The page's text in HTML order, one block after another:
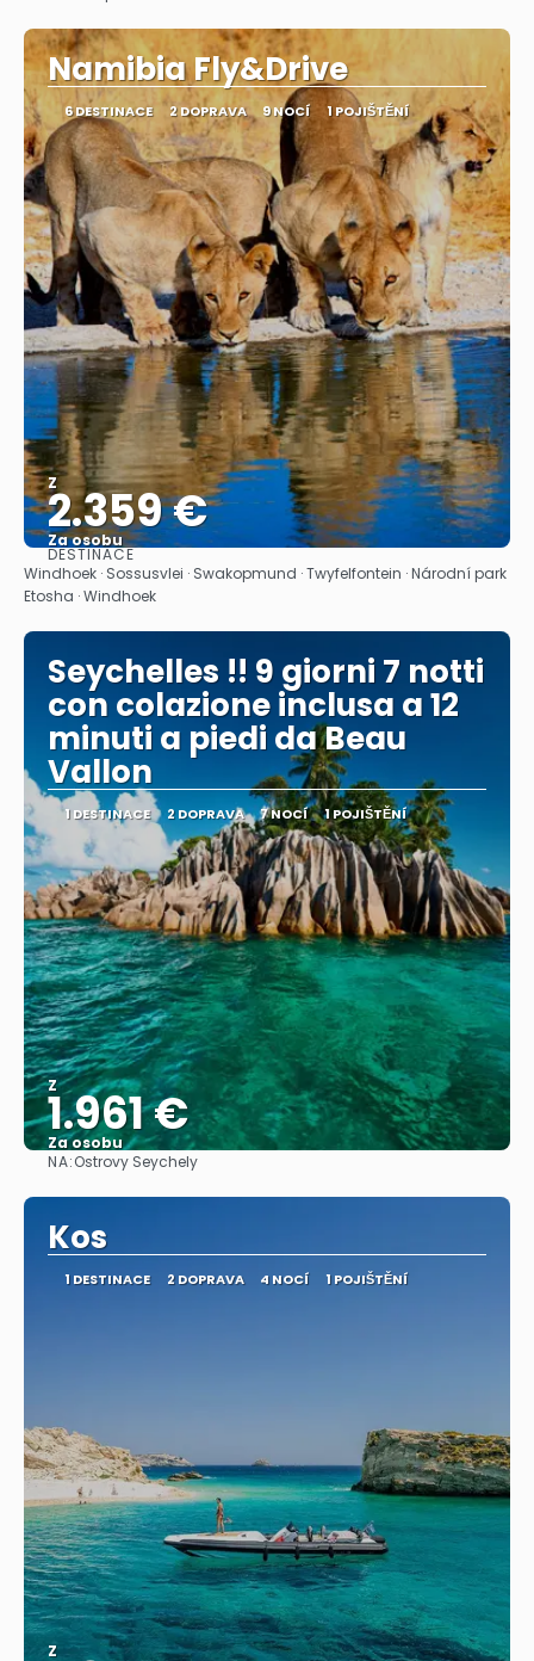
Namibia Fly&Drive
6 DESTINACE 2 DOPRAVA 9 NOCÍ 1 POJIŠTĚNÍ
Z
2.359 €
Za osobu
Zobrazit
DESTINACE
Windhoek · Sossusvlei · Swakopmund · Twyfelfontein · Národní park
Etosha · Windhoek
Seychelles !! 9 giorni 7 notti
con colazione inclusa a 12
minuti a piedi da Beau
Vallon
1 DESTINACE 2 DOPRAVA 7 NOCÍ 1 POJIŠTĚNÍ
Z
1.961 €
Za osobu
NA:Ostrovy Seychely
Kos
1 DESTINACE 2 DOPRAVA 4 NOCÍ 1 POJIŠTĚNÍ
Z